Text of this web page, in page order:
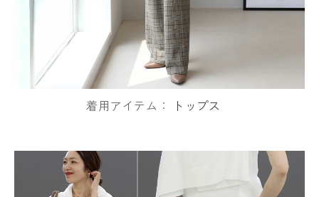
着用アイテム： トップス